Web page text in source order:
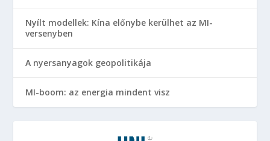
Nyílt modellek: Kína előnybe kerülhet az MI-
versenyben
A nyersanyagok geopolitikája
MI-boom: az energia mindent visz